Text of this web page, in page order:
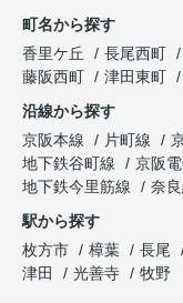
町名から探す
香里ケ丘
長尾西町
藤阪西町
津田東町
沿線から探す
京阪本線
片町線
地下鉄谷町線
京阪
地下鉄今里筋線
奈
駅から探す
枚方市
樟葉 長尾
津田
光善寺 牧野